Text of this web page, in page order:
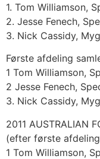
1. Tom Williamson,
2. Jesse Fenech,
3. Nick Cassidy,
Første afdeling
1 Tom Williamson,
2 Jesse Fenech,
3. Nick Cassidy,
2011 AUSTRALIAN
(efter første
1 Tom Williamson,